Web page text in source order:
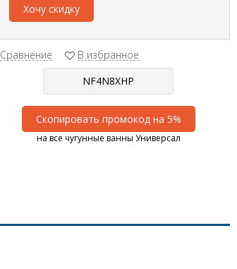
Хочу скидку
Сравнение В избранное
Скопировать промокод на 5%
на все чугунные ванны Универсал